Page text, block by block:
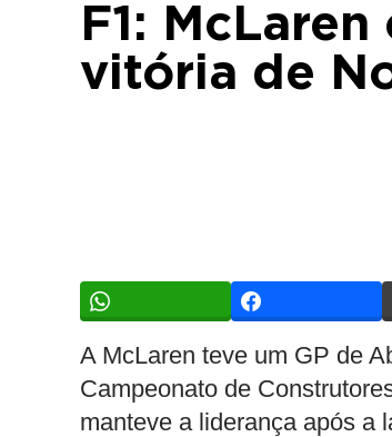
F1:
vitória de
A McLaren teve um GP de
Campeonato de
manteve a liderança após a